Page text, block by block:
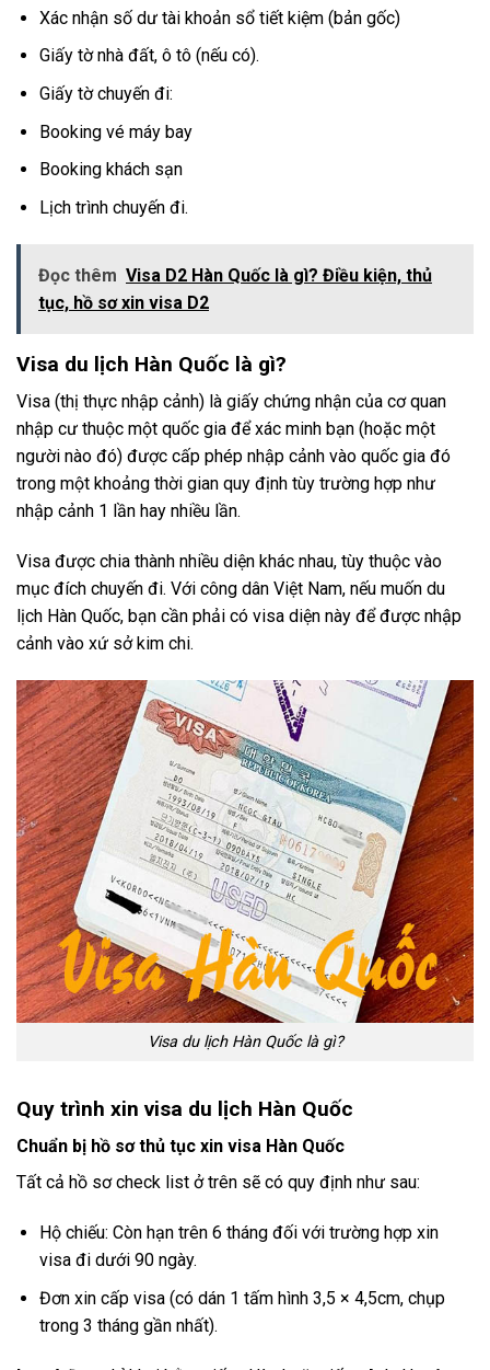
Xác nhận số dư tài khoản sổ tiết kiệm (bản gốc)
Giấy tờ nhà đất, ô tô (nếu có).
Giấy tờ chuyến đi:
Booking vé máy bay
Booking khách sạn
Lịch trình chuyến đi.
Đọc thêm Visa D2 Hàn Quốc là gì? Điều kiện, thủ
tục, hồ sơ xin visa D2
Visa du lịch Hàn Quốc là gì?
Visa (thị thực nhập cảnh) là giấy chứng nhận của cơ quan
nhập cư thuộc một quốc gia để xác minh bạn (hoặc một
người nào đó) được cấp phép nhập cảnh vào quốc gia đó
trong một khoảng thời gian quy định tùy trường hợp như
nhập cảnh 1 lần hay nhiều lần.
Visa được chia thành nhiều diện khác nhau, tùy thuộc vào
mục đích chuyến đi. Với công dân Việt Nam, nếu muốn du
lịch Hàn Quốc, bạn cần phải có visa diện này để được nhập
cảnh vào xứ sở kim chi.
Visa du lịch Hàn Quốc là gì?
Quy trình xin visa du lịch Hàn Quốc
Chuẩn bị hồ sơ thủ tục xin visa Hàn Quốc
Tất cả hồ sơ check list ở trên sẽ có quy định như sau:
Hộ chiếu: Còn hạn trên 6 tháng đối với trường hợp xin
visa đi dưới 90 ngày.
Đơn xin cấp visa (có dán 1 tấm hình 3,5 × 4,5cm, chụp
trong 3 tháng gần nhất).